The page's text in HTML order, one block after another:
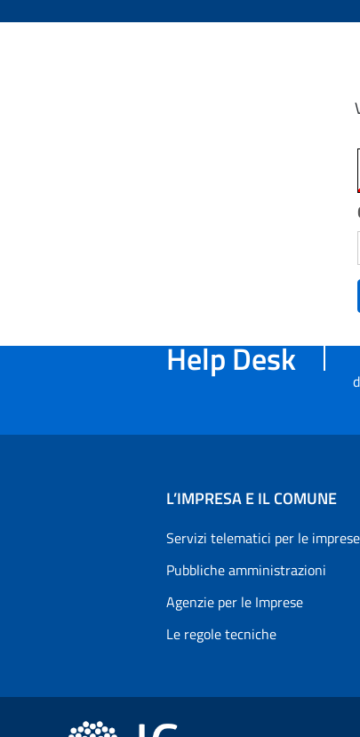
Help Desk
L’IMPRESA E IL COMUNE
Servizi telematici per le imprese
Pubbliche amministrazioni
Agenzie per le Imprese
Le regole tecniche